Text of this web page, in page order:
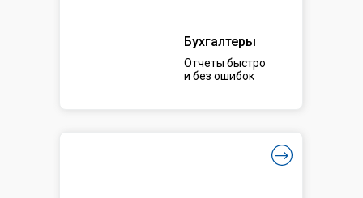
Бухгалтеры
Отчеты быстро
и без ошибок